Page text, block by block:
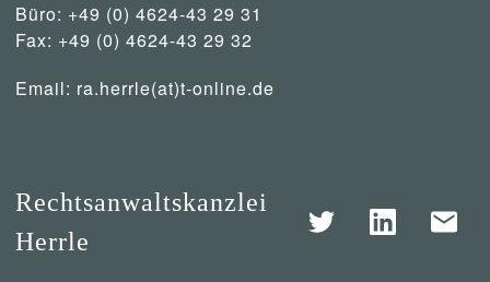
Büro: +49 (0) 4624-43 29 31
Fax: +49 (0) 4624-43 29 32
Email: ra.herrle(at)t-online.de
Rechtsanwaltskanzlei
Herrle